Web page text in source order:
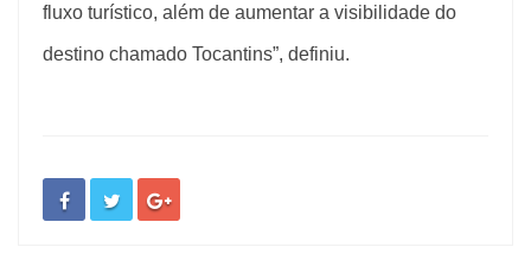
fluxo turístico, além de aumentar a visibilidade do
destino chamado Tocantins”, definiu.